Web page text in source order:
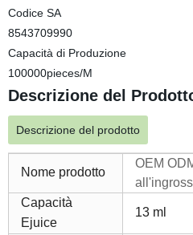
Codice SA
8543709990
Capacità di Produzione
100000pieces/M
Descrizione del
Descrizione del prodotto
Nome prodotto
OEM
Capacità
Ejuice
13 ml